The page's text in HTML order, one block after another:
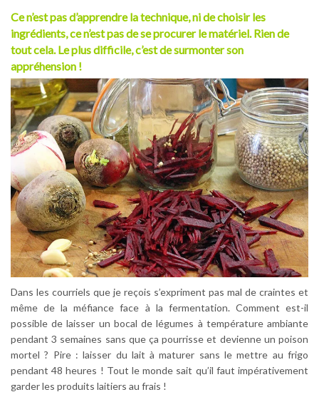
Ce n’est pas d’apprendre la technique, ni de choisir les
ingrédients, ce n’est pas de se procurer le matériel. Rien de
tout cela. Le plus difficile, c’est de surmonter son
appréhension !
Dans les courriels que je reçois s’expriment pas mal de craintes et
même de la méfiance face à la fermentation. Comment est-il
possible de laisser un bocal de légumes à température ambiante
pendant 3 semaines sans que ça pourrisse et devienne un poison
mortel ? Pire : laisser du lait à maturer sans le mettre au frigo
pendant 48 heures ! Tout le monde sait qu’il faut impérativement
garder les produits laitiers au frais !